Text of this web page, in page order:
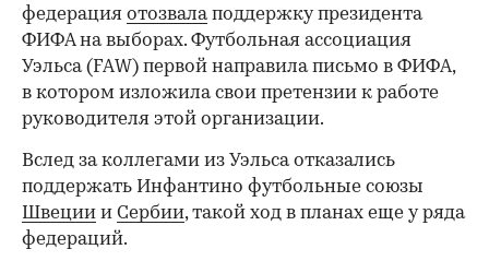
федерация отозвалаподдержку президента
ФИФА на выборах. Футбольная ассоциация
Уэльса (FAW) первой направила письмо в ФИФА,
в котором изложила свои претензии к работе
руководителя этой организации.
Вслед за коллегами из Уэльса отказались
поддержать Инфантино футбольные союзы
Швеции и Сербии, такой ход в планах еще у ряда
федераций.